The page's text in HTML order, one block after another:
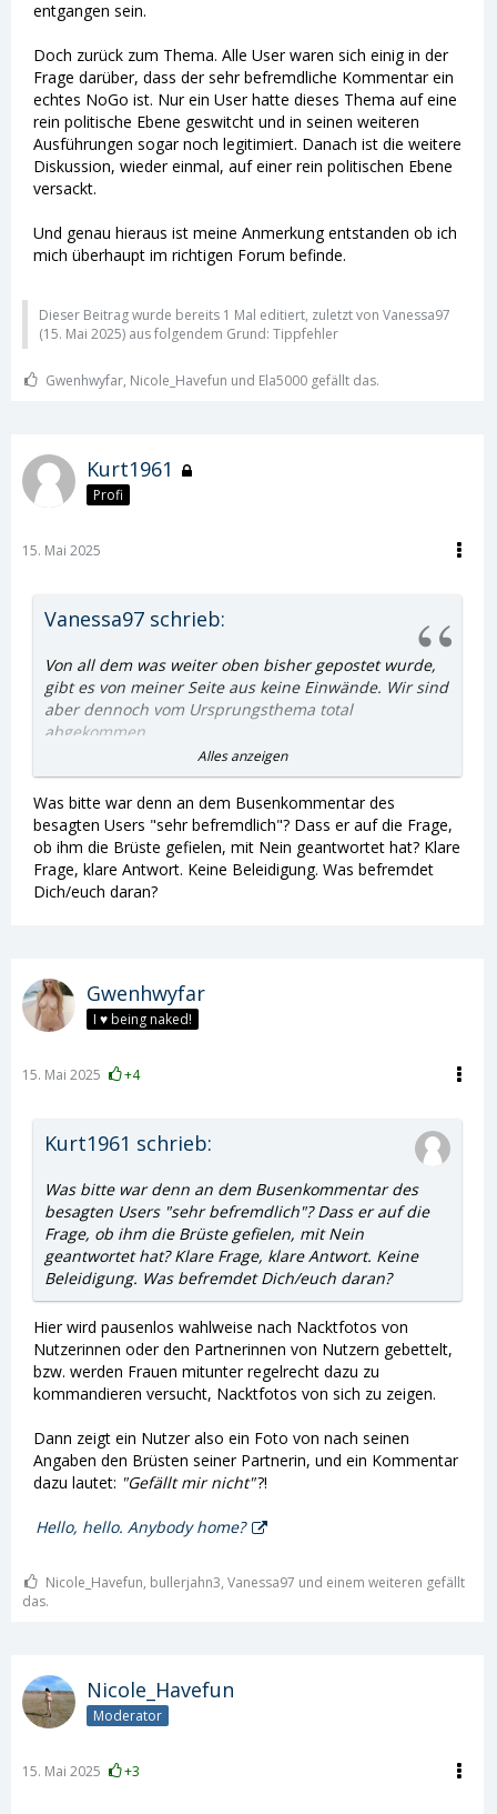
entgangen sein.
Doch zurück zum Thema. Alle User waren sich einig in der
Frage darüber, dass der sehr befremdliche Kommentar ein
echtes NoGo ist. Nur ein User hatte dieses Thema auf eine
rein politische Ebene geswitcht und in seinen weiteren
Ausführungen sogar noch legitimiert. Danach ist die weitere
Diskussion, wieder einmal, auf einer rein politischen Ebene
versackt.
Und genau hieraus ist meine Anmerkung entstanden ob ich
mich überhaupt im richtigen Forum befinde.
Dieser Beitrag wurde bereits 1 Mal editiert, zuletzt von Vanessa97
(15. Mai 2025) aus folgendem Grund: Tippfehler
Gwenhwyfar, Nicole_Havefun und Ela5000 gefällt das.
Kurt1961
Profi
15. Mai 2025
Vanessa97 schrieb:
Von all dem was weiter oben bisher gepostet wurde,
gibt es von meiner Seite aus keine Einwände. Wir sind
aber dennoch vom Ursprungsthema total
abgekommen.
Auslöser war, dass ein User wegen einem Busenfoto
sehr befremdlich kommentiert hatte. Dieser User ist
mir schon öfters mit seinen sehr fragwürdigen
Kurzkommentaren aufgefallen. Und dieses dürfte
auch der Moderatorin nicht entgangen sein.
dieses Thema auf eine rein politische Ebene geswitcht
und in seinen weiteren Ausführungen sogar noch
legitimiert. Danach ist die weitere Diskussion, wieder
Und genau hieraus ist meine Anmerkung entstanden
Alles anzeigen
Was bitte war denn an dem Busenkommentar des
besagten Users "sehr befremdlich"? Dass er auf die Frage,
ob ihm die Brüste gefielen, mit Nein geantwortet hat? Klare
Frage, klare Antwort. Keine Beleidigung. Was befremdet
Dich/euch daran?
Gwenhwyfar
I ♥ being naked!
15. Mai 2025 +4
Kurt1961 schrieb:
Was bitte war denn an dem Busenkommentar des
besagten Users "sehr befremdlich"? Dass er auf die
Frage, ob ihm die Brüste gefielen, mit Nein
geantwortet hat? Klare Frage, klare Antwort. Keine
Beleidigung. Was befremdet Dich/euch daran?
Hier wird pausenlos wahlweise nach Nacktfotos von
Nutzerinnen oder den Partnerinnen von Nutzern gebettelt,
bzw. werden Frauen mitunter regelrecht dazu zu
kommandieren versucht, Nacktfotos von sich zu zeigen.
Dann zeigt ein Nutzer also ein Foto von nach seinen
Angaben den Brüsten seiner Partnerin, und ein Kommentar
dazu lautet: "Gefällt mir nicht"?!
Hello, hello. Anybody home?
Nicole_Havefun, bullerjahn3, Vanessa97 und einem weiteren gefällt
das.
Nicole_Havefun
Moderator
15. Mai 2025 +3